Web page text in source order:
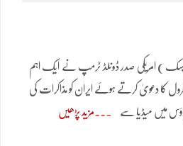
ڈیسک ) امریکی صدر ڈونلڈ ٹرمپ نے ایک اہم
کا دعویٰ کرتے ہوئے ایران کو مذاکرات کی
میں میڈیا سے مزید پڑھیں